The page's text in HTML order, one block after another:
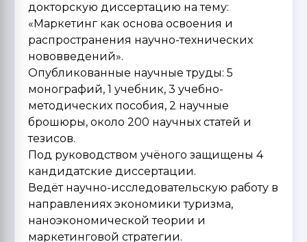
докторскую диссертацию на тему:
«Маркетинг как основа освоения и
распространения научно-технических
нововведений».
Опубликованные научные труды: 5
монографий, 1 учебник, 3 учебно-
методических пособия, 2 научные
брошюры, около 200 научных статей и
тезисов.
Под руководством учёного защищены 4
кандидатские диссертации.
Ведёт научно-исследовательскую работу в
направлениях экономики туризма,
наноэкономической теории и
маркетинговой стратегии.